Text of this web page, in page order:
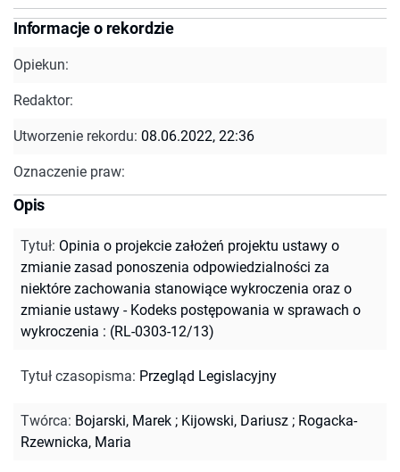
Informacje o rekordzie
Opiekun:
Redaktor:
Utworzenie rekordu: 08.06.2022, 22:36
Oznaczenie praw:
Opis
Tytuł: Opinia o projekcie założeń projektu ustawy o
zmianie zasad ponoszenia odpowiedzialności za
niektóre zachowania stanowiące wykroczenia oraz o
zmianie ustawy - Kodeks postępowania w sprawach o
wykroczenia : (RL-0303-12/13)
Tytuł czasopisma: Przegląd Legislacyjny
Twórca: Bojarski, Marek ; Kijowski, Dariusz ; Rogacka-
Rzewnicka, Maria